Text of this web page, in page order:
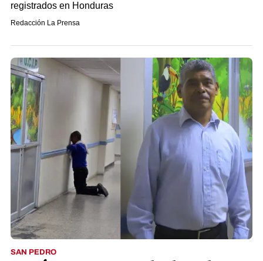
registrados en Honduras
Redacción La Prensa
SAN PEDRO